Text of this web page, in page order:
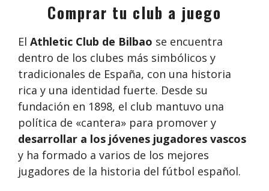
Comprar tu club a juego
El Athletic Club de Bilbao se encuentra
dentro de los clubes más simbólicos y
tradicionales de España, con una historia
rica y una identidad fuerte. Desde su
fundación en 1898, el club mantuvo una
política de «cantera» para promover y
desarrollar a los jóvenes jugadores vascos
y ha formado a varios de los mejores
jugadores de la historia del fútbol español.